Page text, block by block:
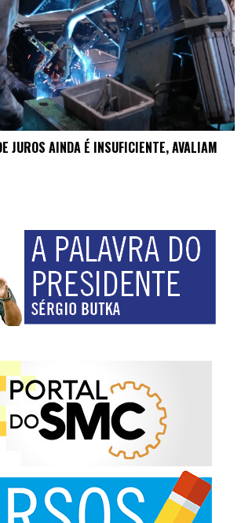
JUROS AINDA É INSUFICIENTE, AVALIAM